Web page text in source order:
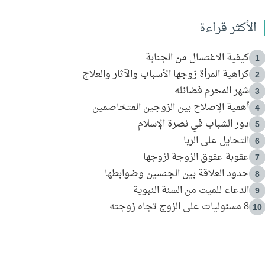
الأكثر قراءة
1 كيفية الاغتسال من الجنابة
2 كراهية المرأة زوجها الأسباب والآثار والعلاج
3 شهر المحرم فضائله
4 أهمية الإصلاح بين الزوجين المتخاصمين
5 دور الشباب في نصرة الإسلام
6 التحايل على الربا
7 عقوبة عقوق الزوجة لزوجها
8 حدود العلاقة بين الجنسين وضوابطها
9 الدعاء للميت من السنة النبوية
10 8 مسئوليات على الزوج تجاه زوجته